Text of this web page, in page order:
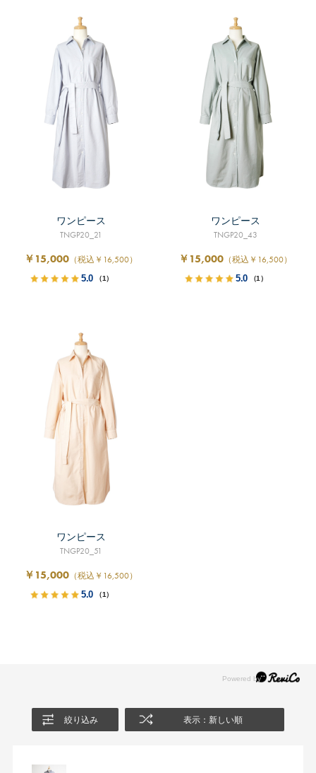
ワンピース
TNGP20_21
￥15,000 （税込￥16,500）
5.0 （1）
ワンピース
TNGP20_43
￥15,000 （税込￥16,500）
5.0 （1）
ワンピース
TNGP20_51
￥15,000 （税込￥16,500）
5.0 （1）
絞り込み 表示：新しい順